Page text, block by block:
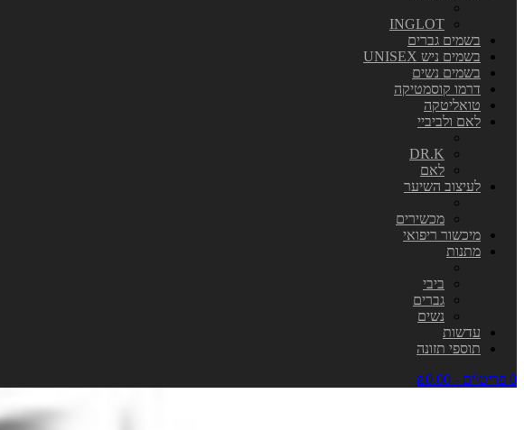
INGLOT
בשמים גברים
בשמים ניש UNISEX
בשמים נשים
דרמו קוסמטיקה
טואליטקה
לאם ולביביי
DR.K
לאם
לעיצוב השיער
מכשירים
מיכשור ריפואי
מתנות
ביבי
גברים
נשים
עדשות
תוספי תזונה
0 פריט\ים - ₪0.00